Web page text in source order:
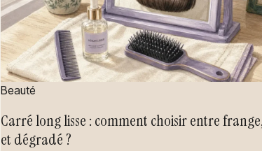
Beauté
Carré long lisse : comment choisir entre
et dégradé ?